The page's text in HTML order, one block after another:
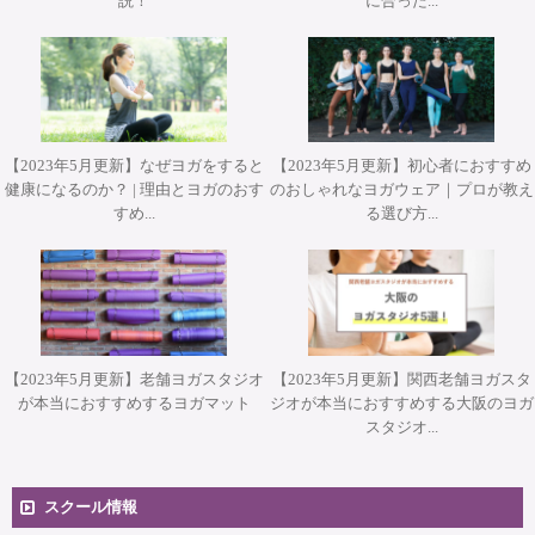
WSジャパンツアーin大阪 ”Pat Guyton Pilates Special
Summer Lab マットクラス【対面・オンライン(ア－カイブ
視聴あり）】
プ『エクササイズを分解して理解する オ－プンレッグロッ
カ－＆ティ－ザ－』【対面】
ヨガアドバンス養成コース担当講師 武井典子先生による
ワークショップ『シヴァナンダヨガ 3時間プラクティス』
Workshop 2Days【対面】
【2023年5月更新】なぜヨガをすると
健康になるのか？ | 理由とヨガのおす
すめ...
【2023年5月更新】初心者におすすめ
のおしゃれなヨガウェア｜プロが教え
る選び方...
【2023年5月更新】老舗ヨガスタジオ
が本当におすすめするヨガマット
【2023年5月更新】関西老舗ヨガスタ
ジオが本当におすすめする大阪のヨガ
スタジオ...
スクール情報